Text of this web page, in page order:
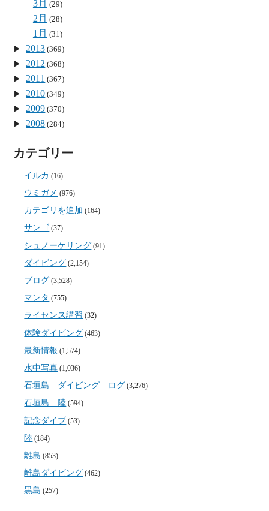
3月 (29)
2月 (28)
1月 (31)
2013 (369)
2012 (368)
2011 (367)
2010 (349)
2009 (370)
2008 (284)
カテゴリー
イルカ (16)
ウミガメ (976)
カテゴリを追加 (164)
サンゴ (37)
シュノーケリング (91)
ダイビング (2,154)
ブログ (3,528)
マンタ (755)
ライセンス講習 (32)
体験ダイビング (463)
最新情報 (1,574)
水中写真 (1,036)
石垣島 ダイビング ログ (3,276)
石垣島 陸 (594)
記念ダイブ (53)
陸 (184)
離島 (853)
離島ダイビング (462)
黒島 (257)